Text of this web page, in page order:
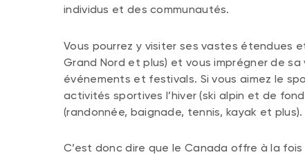
individus et des communautés.
Vous pourrez y visiter ses vastes étendues
Grand Nord et plus) et vous imprégner de
événements et festivals. Si vous aimez le
activités sportives l’hiver (ski alpin et de
(randonnée, baignade, tennis, kayak et plus).
C’est donc dire que le Canada offre à la